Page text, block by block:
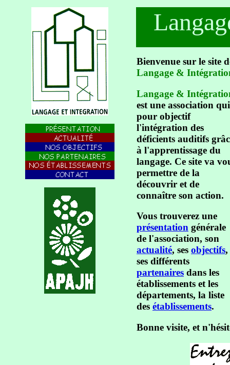
Bienvenue sur le site
Langage &
Langage &
est une association
pour objectif
l'intégration des
déficients auditifs
à l'apprentissage du
langage. Ce site va
permettre de la
découvrir et de
connaître son action.
Vous trouverez une
présentation générale
de l'association, son
actualité, ses objectifs,
ses différents
partenaires dans les
établissements et les
départements, la liste
des établissements.
Bonne visite, et